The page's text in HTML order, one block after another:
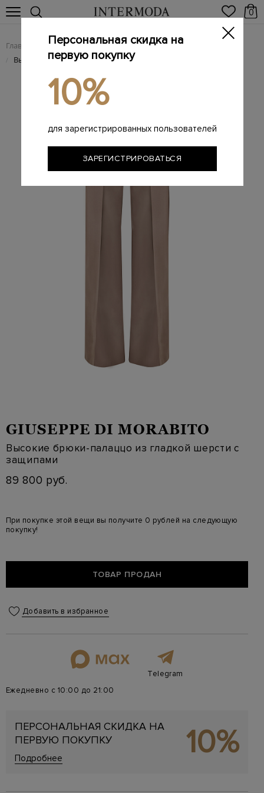
0
Главная Женщинам / Женская одежда / Женские брюки
/ Высокие брюки-палаццо из гладкой шерсти с защипами
GIUSEPPE DI MORABITO
Высокие брюки-палаццо из гладкой шерсти с
защипами
89 800 руб.
При покупке этой вещи вы получите 0 рублей на следующую
покупку!
ТОВАР ПРОДАН
Добавить в избранное
Telegram
Ежедневно с 10:00 до 21:00
ПЕРСОНАЛЬНАЯ СКИДКА НА
ПЕРВУЮ ПОКУПКУ
Подробнее 10%
Персональная скидка на
первую покупку
10%
для зарегистрированных пользователей
ЗАРЕГИСТРИРОВАТЬСЯ